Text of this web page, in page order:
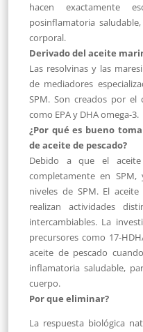
hacen exactamente
posinflamatoria
corporal.
Derivado del aceite
Las resolvinas y las
de mediadores
SPM. Son creados por
como EPA y DHA omega-3.
¿Por qué es bueno
de aceite de pescado?
Debido a que el
completamente en
niveles de SPM. El
realizan actividades
intercambiables. La
precursores como 17-
aceite de pescado
inflamatoria saludable,
cuerpo.
Por que eliminar?
La respuesta biológica